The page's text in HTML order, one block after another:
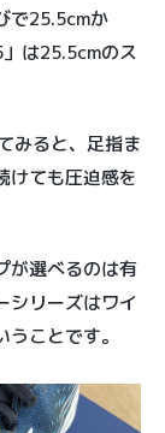
で25.5cmか
は25.5cmのス
みると、足指ま
けても圧迫感を
が選べるのは有
シリーズはワイ
ことです。